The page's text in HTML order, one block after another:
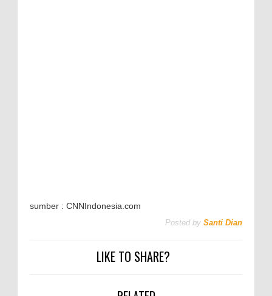
sumber : CNNIndonesia.com
Posted by Santi Dian
LIKE TO SHARE?